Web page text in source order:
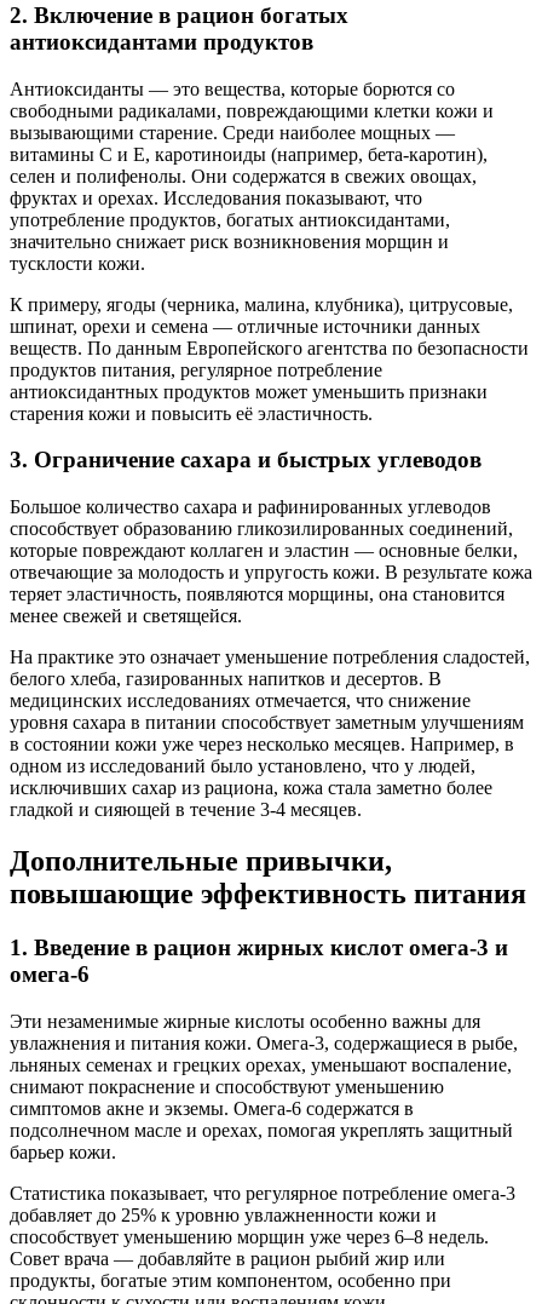
2. Включение в рацион богатых
антиоксидантами продуктов
Антиоксиданты — это вещества, которые борются со
свободными радикалами, повреждающими клетки кожи и
вызывающими старение. Среди наиболее мощных —
витамины C и E, каротиноиды (например, бета-каротин),
селен и полифенолы. Они содержатся в свежих овощах,
фруктах и орехах. Исследования показывают, что
употребление продуктов, богатых антиоксидантами,
значительно снижает риск возникновения морщин и
тусклости кожи.
К примеру, ягоды (черника, малина, клубника), цитрусовые,
шпинат, орехи и семена — отличные источники данных
веществ. По данным Европейского агентства по безопасности
продуктов питания, регулярное потребление
антиоксидантных продуктов может уменьшить признаки
старения кожи и повысить её эластичность.
3. Ограничение сахара и быстрых углеводов
Большое количество сахара и рафинированных углеводов
способствует образованию гликозилированных соединений,
которые повреждают коллаген и эластин — основные белки,
отвечающие за молодость и упругость кожи. В результате кожа
теряет эластичность, появляются морщины, она становится
менее свежей и светящейся.
На практике это означает уменьшение потребления сладостей,
белого хлеба, газированных напитков и десертов. В
медицинских исследованиях отмечается, что снижение
уровня сахара в питании способствует заметным улучшениям
в состоянии кожи уже через несколько месяцев. Например, в
одном из исследований было установлено, что у людей,
исключивших сахар из рациона, кожа стала заметно более
гладкой и сияющей в течение 3-4 месяцев.
Дополнительные привычки,
повышающие эффективность питания
1. Введение в рацион жирных кислот омега-3 и
омега-6
Эти незаменимые жирные кислоты особенно важны для
увлажнения и питания кожи. Омега-3, содержащиеся в рыбе,
льняных семенах и грецких орехах, уменьшают воспаление,
снимают покраснение и способствуют уменьшению
симптомов акне и экземы. Омега-6 содержатся в
подсолнечном масле и орехах, помогая укреплять защитный
барьер кожи.
Статистика показывает, что регулярное потребление омега-3
добавляет до 25% к уровню увлажненности кожи и
способствует уменьшению морщин уже через 6–8 недель.
Совет врача — добавляйте в рацион рыбий жир или
продукты, богатые этим компонентом, особенно при